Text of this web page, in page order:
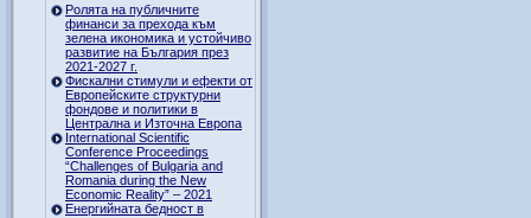
Ролята на публичните
финанси за прехода към
зелена икономика и устойчиво
развитие на България през
2021-2027 г.
Фискални стимули и ефекти от
Европейските структурни
фондове и политики в
Централна и Източна Европа
International Scientific
Conference Proceedings
“Challenges of Bulgaria and
Romania during the New
Economic Reality” – 2021
Енергийната бедност в